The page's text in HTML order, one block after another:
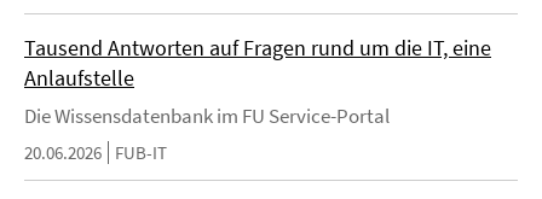
Tausend Antworten auf Fragen rund um die IT, eine
Anlaufstelle
Die Wissensdatenbank im FU Service-Portal
20.06.2026 FUB-IT